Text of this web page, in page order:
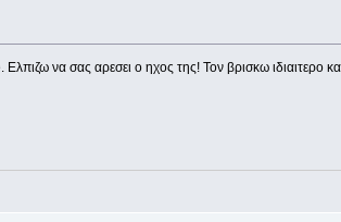
να σας αρεσει ο ηχος της! Τον βρισκω ιδιαιτερο